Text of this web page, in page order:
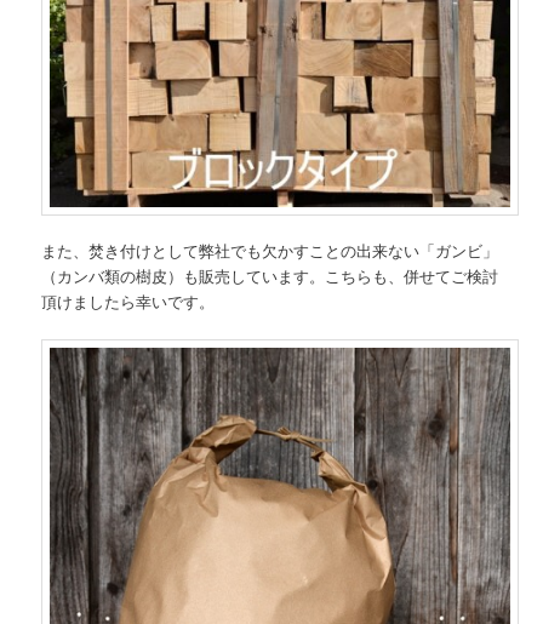
また、焚き付けとして弊社でも欠かすことの出来ない「ガンビ」
（カンバ類の樹皮）も販売しています。こちらも、併せてご検討
頂けましたら幸いです。